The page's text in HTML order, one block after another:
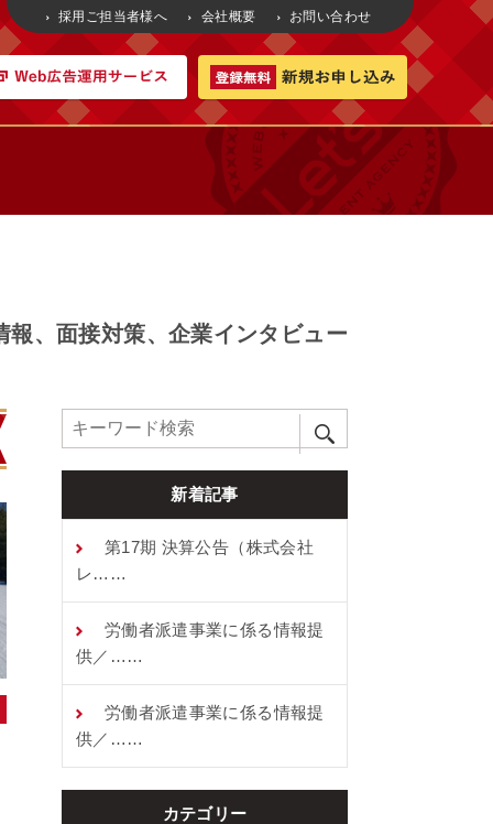
採用ご担当者様へ 会社概要 お問い合わせ
、⾯接対策、企業インタビュー
新着記事
第17期 決算公告（株式会社
レ……
労働者派遣事業に係る情報提
供／……
労働者派遣事業に係る情報提
供／……
カテゴリー